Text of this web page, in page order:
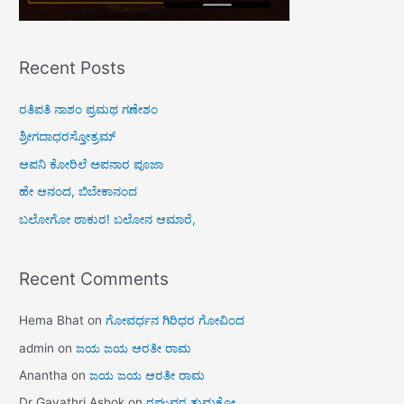
Recent Posts
ರತಿಪತಿ ನಾಶಂ ಪ್ರಮಥ ಗಣೇಶಂ
ಶ್ರೀಗದಾಧರಸ್ತೋತ್ರಮ್
ಆಪನಿ ಕೋರಿಲೆ ಅಪನಾರ ಪೂಜಾ
ಹೇ ಆನಂದ, ಬಿಬೇಕಾನಂದ
ಬಲೋಗೋ ಠಾಕುರ! ಬಲೋನ ಆಮಾರೆ,
Recent Comments
Hema Bhat onಗೋವರ್ಧನ ಗಿರಿಧರ ಗೋವಿಂದ
admin onಜಯ ಜಯ ಆರತೀ ರಾಮ
Anantha onಜಯ ಜಯ ಆರತೀ ರಾಮ